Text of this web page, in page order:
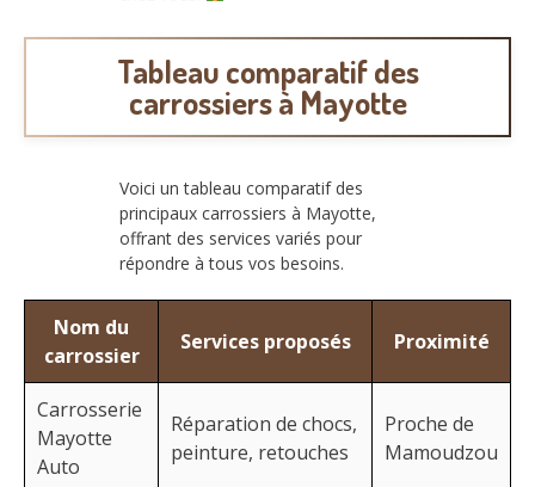
Tableau comparatif des
carrossiers à Mayotte
Voici un tableau comparatif des
principaux carrossiers à Mayotte,
offrant des services variés pour
répondre à tous vos besoins.
Nom du
carrossier
Services proposés Proximité
Carrosserie
Mayotte
Auto
Réparation de chocs,
peinture, retouches
Proche de
Mamoudzou